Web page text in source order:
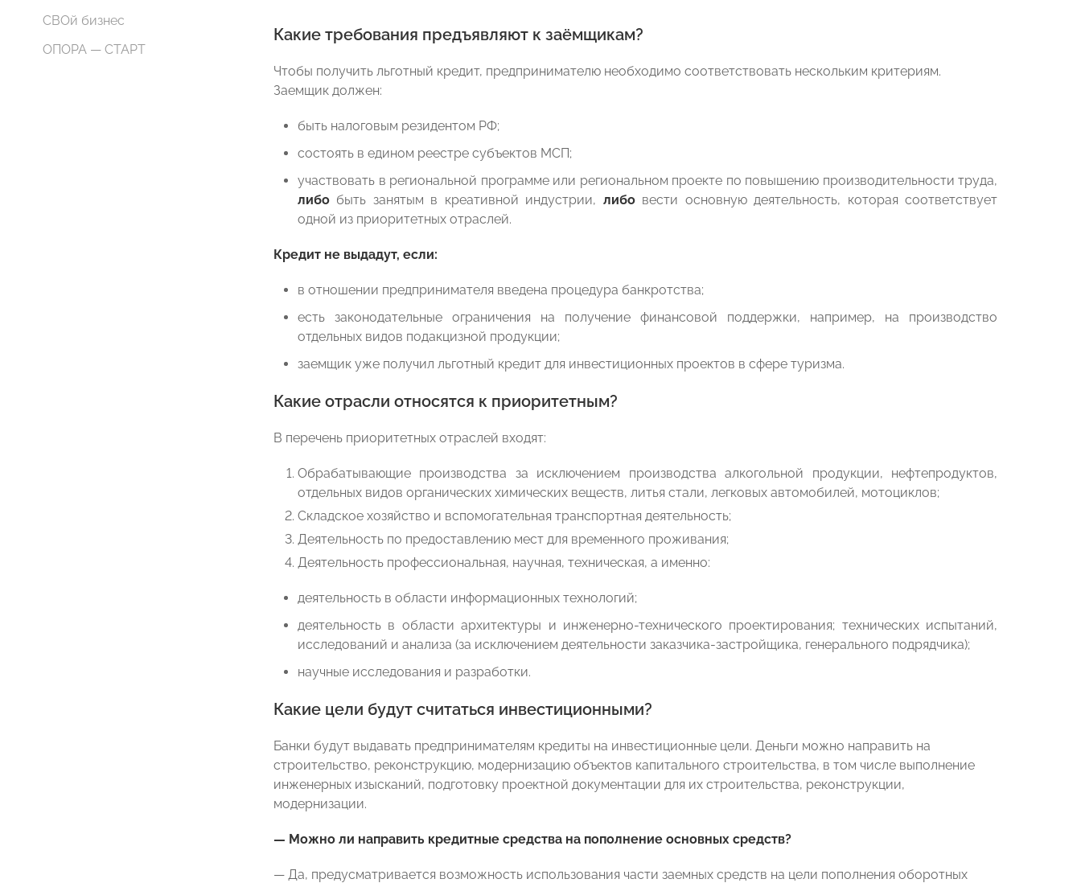
СВОй бизнес
ОПОРА — СТАРТ
Какие требования предъявляют к заёмщикам?
Чтобы получить льготный кредит, предпринимателю необходимо соответствовать нескольким критериям.
Заемщик должен:
быть налоговым резидентом РФ;
состоять в едином реестре субъектов МСП;
участвовать в региональной программе или региональном проекте по повышению производительности труда,
либо быть занятым в креативной индустрии, либовести основную деятельность, которая соответствует
одной из приоритетных отраслей.
Кредит не выдадут, если:
в отношении предпринимателя введена процедура банкротства;
есть законодательные ограничения на получение финансовой поддержки, например, на производство
отдельных видов подакцизной продукции;
заемщик уже получил льготный кредит для инвестиционных проектов в сфере туризма.
Какие отрасли относятся к приоритетным?
В перечень приоритетных отраслей входят:
Обрабатывающие производства за исключением производства алкогольной продукции, нефтепродуктов,
отдельных видов органических химических веществ, литья стали, легковых автомобилей, мотоциклов;
Складское хозяйство и вспомогательная транспортная деятельность;
Деятельность по предоставлению мест для временного проживания;
Деятельность профессиональная, научная, техническая, а именно:
деятельность в области информационных технологий;
деятельность в области архитектуры и инженерно-технического проектирования; технических испытаний,
исследований и анализа (за исключением деятельности заказчика-застройщика, генерального подрядчика);
научные исследования и разработки.
Какие цели будут считаться инвестиционными?
Банки будут выдавать предпринимателям кредиты на инвестиционные цели. Деньги можно направить на
строительство, реконструкцию, модернизацию объектов капитального строительства, в том числе выполнение
инженерных изысканий, подготовку проектной документации для их строительства, реконструкции,
модернизации.
— Можно ли направить кредитные средства на пополнение основных средств?
— Да, предусматривается возможность использования части заемных средств на цели пополнения оборотных